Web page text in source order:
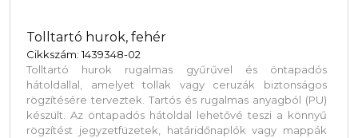
Tolltartó hurok, fehér
Cikkszám: 1439348-02
Tolltartó hurok rugalmas gyűrűvel és öntapadós
hátoldallal, amelyet tollak vagy ceruzák biztonságos
rögzítésére terveztek. Tartós és rugalmas anyagból (PU)
készült. Az öntapadós hátoldal lehetővé teszi a könnyű
rögzítést jegyzetfüzetek, határidőnaplók vagy mappák